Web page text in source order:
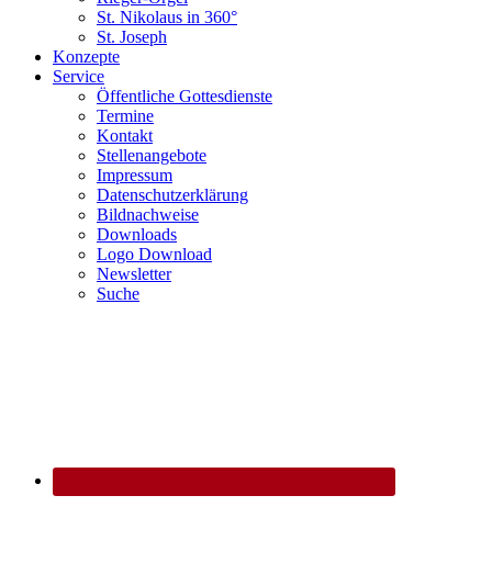
St. Nikolaus in 360°
St. Joseph
Konzepte
Service
Öffentliche Gottesdienste
Termine
Kontakt
Stellenangebote
Impressum
Datenschutzerklärung
Bildnachweise
Downloads
Logo Download
Newsletter
Suche